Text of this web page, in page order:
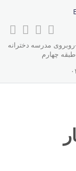
روبروی مدرسه دخترانه